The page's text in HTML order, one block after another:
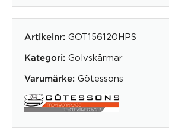
Artikelnr: GOT156120HPS
Kategori: Golvskärmar
Varumärke: Götessons